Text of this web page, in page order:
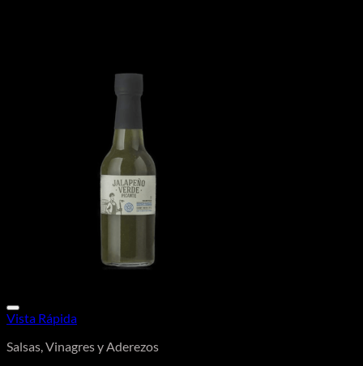
Vista Rápida
Salsas, Vinagres y Aderezos